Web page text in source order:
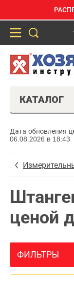
КАТАЛОГ
Дата обновления
06.08.2026 в 18:43
ценой
ФИЛЬТРЫ